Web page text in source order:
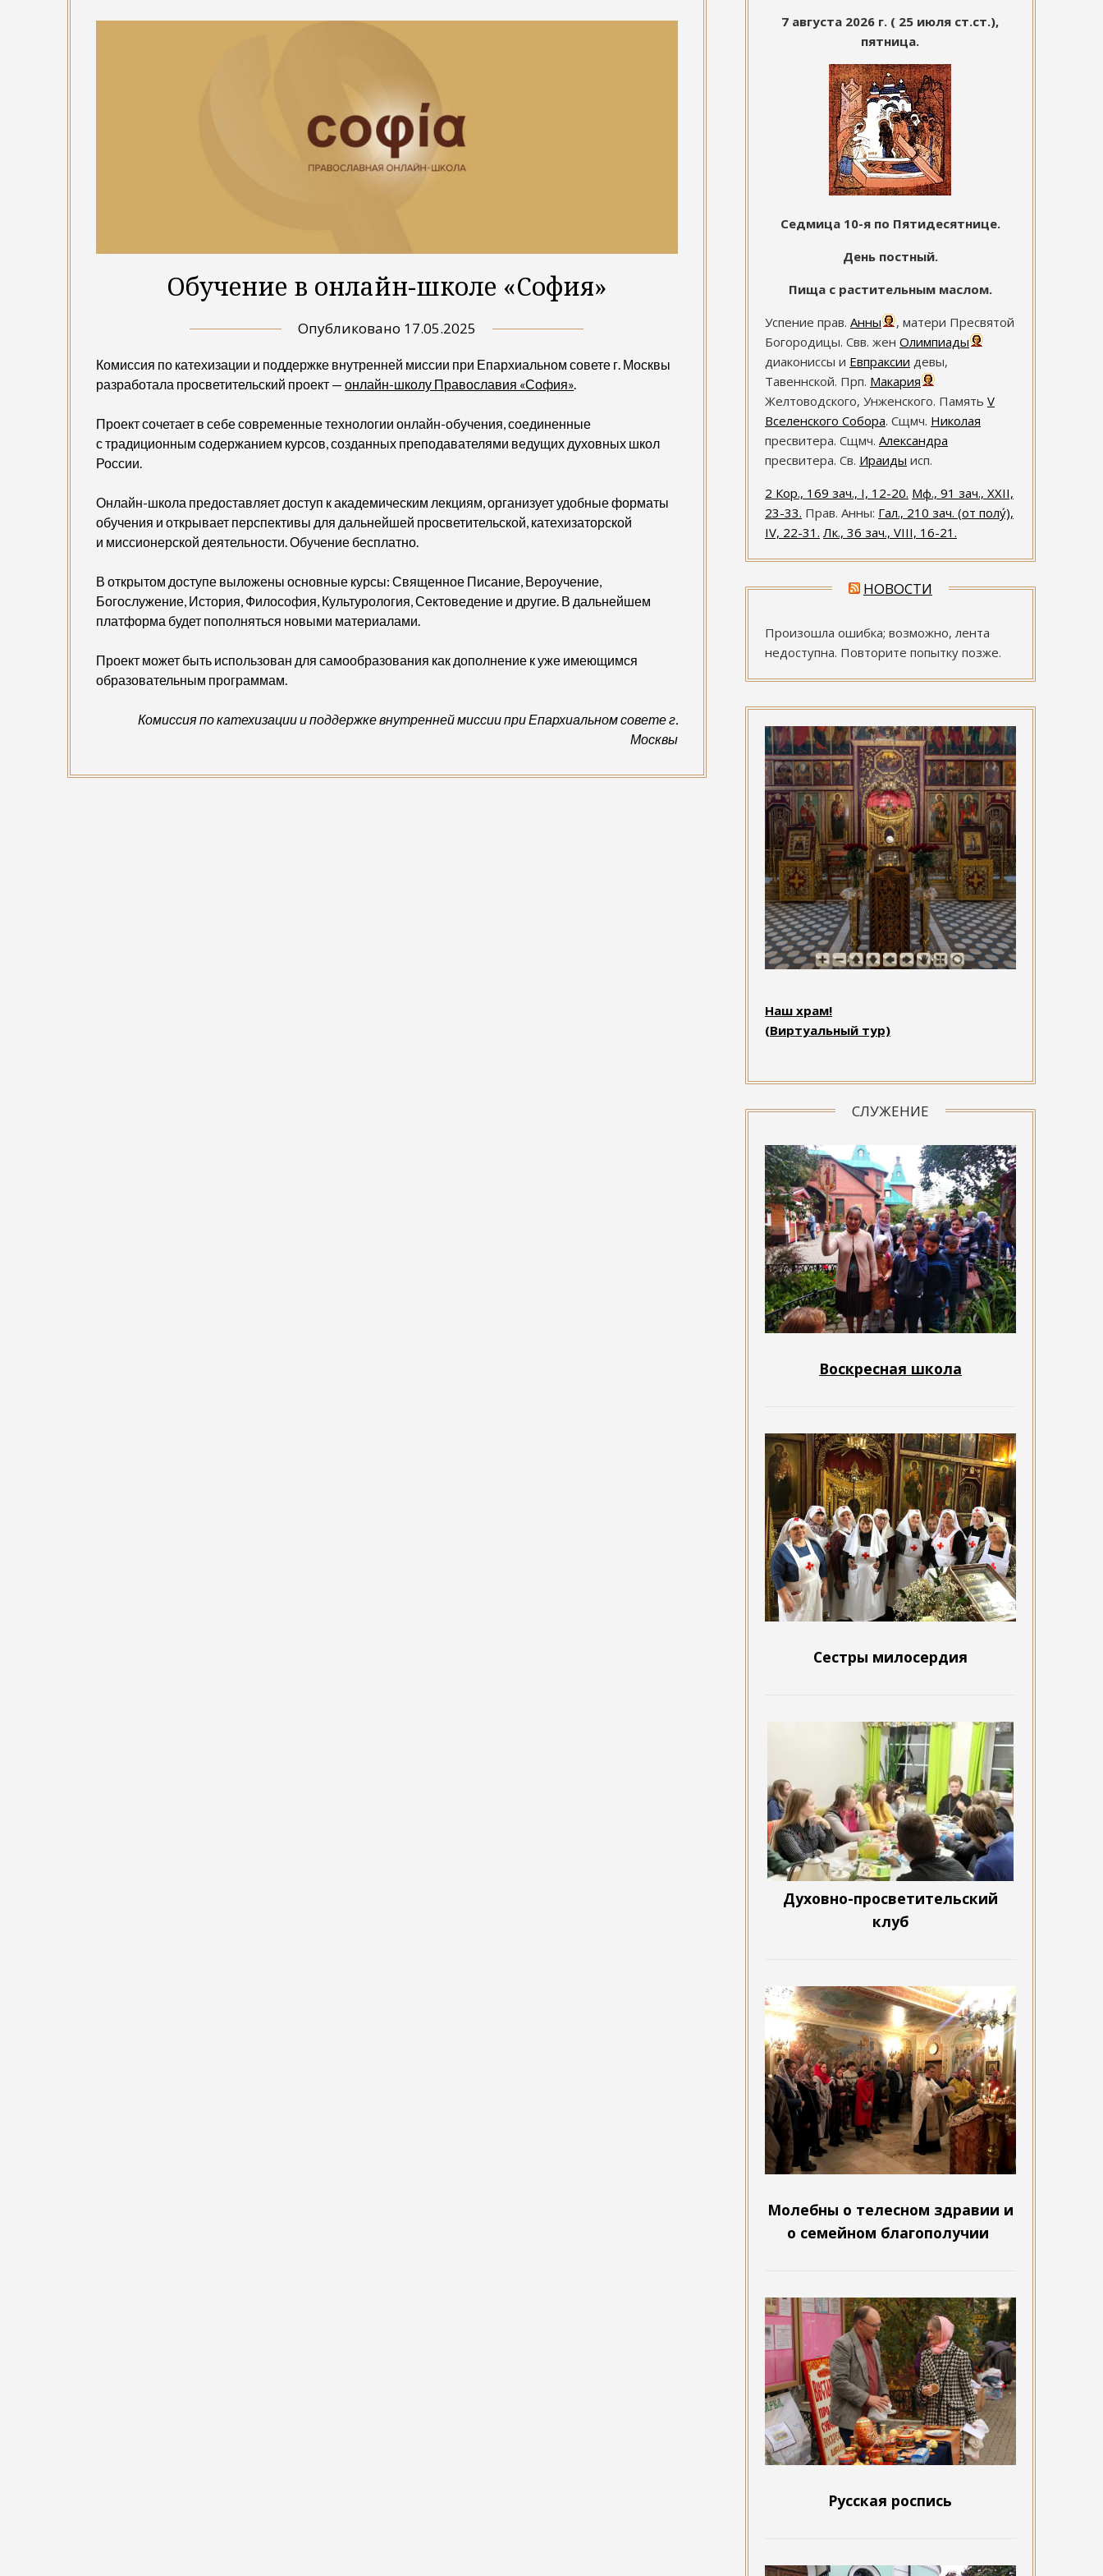
Обучение в онлайн-школе «София»
Опубликовано 17.05.2025
Комиссия по катехизации и поддержке внутренней миссии при Епархиальном совете г. Москвы
разработала просветительский проект —онлайн-школу Православия «София»
Проект сочетает в себе современные технологии онлайн-обучения, соединенные
с традиционным содержанием курсов, созданных преподавателями ведущих духовных школ
России.
Онлайн-школа предоставляет доступ к академическим лекциям, организует удобные форматы
обучения и открывает перспективы для дальнейшей просветительской, катехизаторской
и миссионерской деятельности. Обучение бесплатно.
В открытом доступе выложены основные курсы: Священное Писание, Вероучение,
Богослужение, История, Философия, Культурология, Сектоведение и другие. В дальнейшем
платформа будет пополняться новыми материалами.
Проект может быть использован для самообразования как дополнение к уже имеющимся
образовательным программам.
Комиссия по катехизации и поддержке внутренней миссии при Епархиальном совете г.
Москвы
7 августа 2026 г. ( 25 июля ст.ст.),
пятница.
Седмица 10-я по Пятидесятнице.
День постный.
Пища с растительным маслом.
Успение прав. Анны
, матери Пресвятой
Богородицы. Свв. жен Олимпиады
диакониссы и Евпраксии девы,
Тавеннской. Прп. Макария
Желтоводского, Унженского. Память V
Вселенского Собора. Сщмч. Николая
пресвитера. Сщмч. Александра
пресвитера. Св. Ираиды исп.
2 Кор., 169 зач., I, 12-20. Мф., 91 зач., XXII,
23-33. Прав. Анны: Гал., 210 зач. (от полу́),
IV, 22-31. Лк., 36 зач., VIII, 16-21.
НОВОСТИ
Произошла ошибка; возможно, лента
недоступна. Повторите попытку позже.
Наш храм!
(Виртуальный тур)
СЛУЖЕНИЕ
Воскресная школа
Сестры милосердия
Духовно-просветительский
клуб
Молебны о телесном здравии и
о семейном благополучии
Русская роспись